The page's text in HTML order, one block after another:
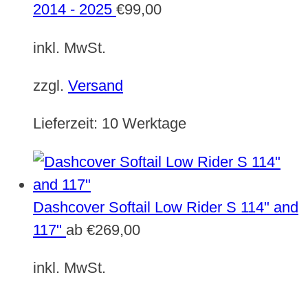
2014 - 2025 €99,00
inkl. MwSt.
zzgl. Versand
Lieferzeit: 10 Werktage
Dashcover Softail Low Rider S 114" and
117" ab €269,00
inkl. MwSt.